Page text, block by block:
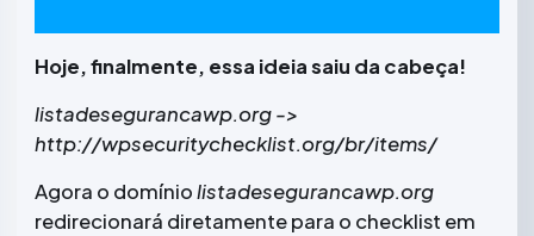
Hoje, finalmente, essa ideia saiu da cabeça!
listadesegurancawp.org ->
http://wpsecuritychecklist.org/br/items/
Agora o domíniolistadesegurancawp.org
redirecionará diretamente para o checklist em